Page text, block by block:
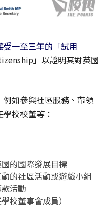
一至三年的「試用
」以證明其對英國
如參與社區服務、帶領
校校董等：
的國際發展目標
的社區活動或遊戲小組
活動
校董事會成員）